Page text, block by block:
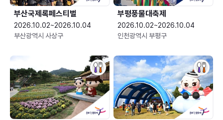
부산국제록페스티벌
2026.10.02~2026.10.04
부산광역시 사상구
부평풍물대축제
2026.10.02~2026.10.04
인천광역시 부평구